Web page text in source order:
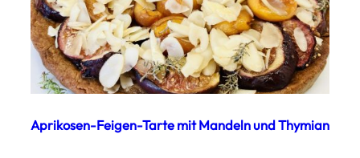
Aprikosen-Feigen-Tarte mit Mandeln und Thymian